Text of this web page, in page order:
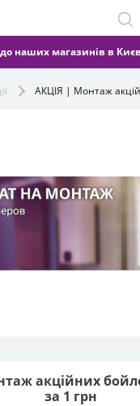
наших магазинів в
АКЦІЯ | Монтаж
акційних
за 1 грн